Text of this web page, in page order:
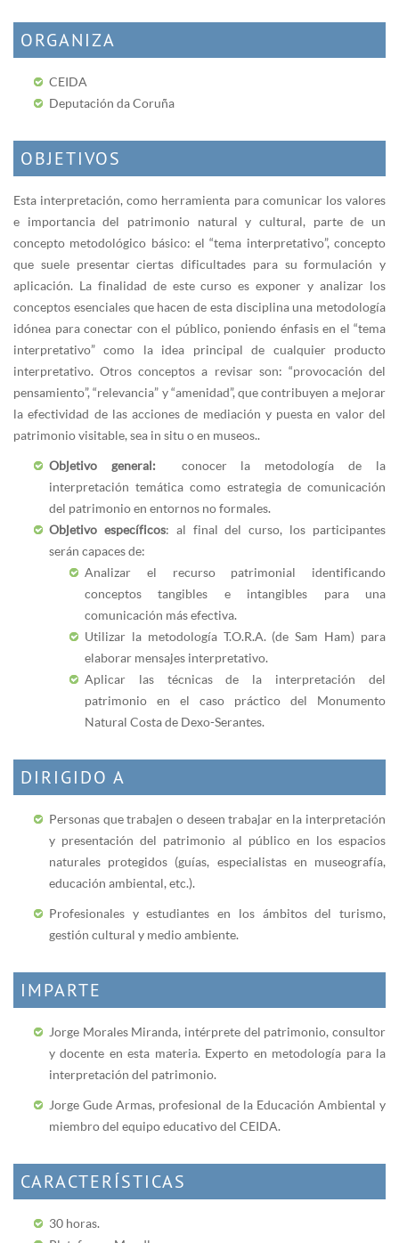
ORGANIZA
CEIDA
Deputación da Coruña
OBJETIVOS
Esta interpretación, como herramienta para comunicar los valores
e importancia del patrimonio natural y cultural, parte de un
concepto metodológico básico: el “tema interpretativo”, concepto
que suele presentar ciertas dificultades para su formulación y
aplicación. La finalidad de este curso es exponer y analizar los
conceptos esenciales que hacen de esta disciplina una metodología
idónea para conectar con el público, poniendo énfasis en el “tema
interpretativo” como la idea principal de cualquier producto
interpretativo. Otros conceptos a revisar son: “provocación del
pensamiento”, “relevancia” y “amenidad”, que contribuyen a mejorar
la efectividad de las acciones de mediación y puesta en valor del
patrimonio visitable, sea in situ o en museos..
Objetivo general: conocer la metodología de la
interpretación temática como estrategia de comunicación
del patrimonio en entornos no formales.
Objetivo específicos: al final del curso, los participantes
serán capaces de:
Analizar el recurso patrimonial identificando
conceptos tangibles e intangibles para una
comunicación más efectiva.
Utilizar la metodología T.O.R.A. (de Sam Ham) para
elaborar mensajes interpretativo.
Aplicar las técnicas de la interpretación del
patrimonio en el caso práctico del Monumento
Natural Costa de Dexo-Serantes.
DIRIGIDO A
Personas que trabajen o deseen trabajar en la interpretación
y presentación del patrimonio al público en los espacios
naturales protegidos (guías, especialistas en museografía,
educación ambiental, etc.).
Profesionales y estudiantes en los ámbitos del turismo,
gestión cultural y medio ambiente.
IMPARTE
Jorge Morales Miranda, intérprete del patrimonio, consultor
y docente en esta materia. Experto en metodología para la
interpretación del patrimonio.
Jorge Gude Armas, profesional de la Educación Ambiental y
miembro del equipo educativo del CEIDA.
CARACTERÍSTICAS
30 horas.